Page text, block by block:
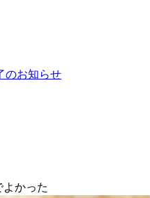
のお知らせ
よかった